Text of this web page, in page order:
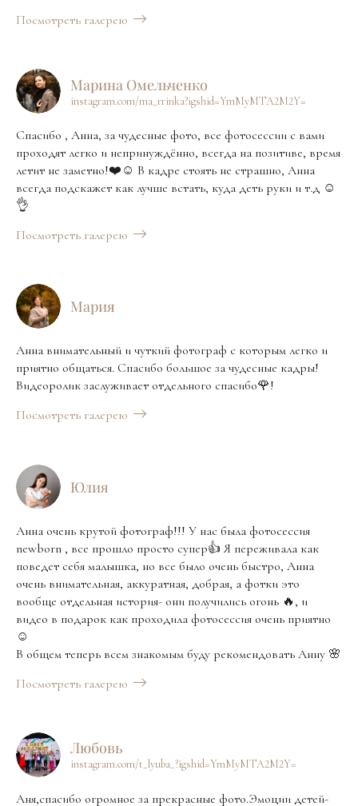
Посмотреть галерею
Марина Омельченко
instagram.com/ma_rrinka?igshid=YmMyMTA2M2Y=
Спасибо , Анна, за чудесные фото, все фотосессии с вами
проходят легко и непринуждённо, всегда на позитиве, время
летит не заметно!❤️☺️ В кадре стоять не страшно, Анна
всегда подскажет как лучше встать, куда деть руки и т.д ☺️
👌
Посмотреть галерею
Мария
Анна внимательный и чуткий фотограф с которым легко и
приятно общаться. Спасибо большое за чудесные кадры!
Видеоролик заслуживает отдельного спасибо🌹!
Посмотреть галерею
Юлия
Анна очень крутой фотограф!!! У нас была фотосессия
newborn , все прошло просто супер👍 Я переживала как
поведет себя малышка, но все было очень быстро, Анна
очень внимательная, аккуратная, добрая, а фотки это
вообще отдельная история- они получились огонь 🔥, и
видео в подарок как проходила фотосессия очень приятно
☺️
В общем теперь всем знакомым буду рекомендовать Анну 🌸
Посмотреть галерею
Любовь
instagram.com/t_lyuba_?igshid=YmMyMTA2M2Y=
Аня,спасибо огромное за прекрасные фото.Эмоции детей-